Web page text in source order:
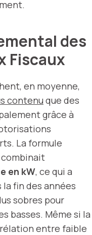
des
Fiscaux
en moyenne,
contenu que des
grâce à
La formule
en kW, ce qui a
fin des années
sobres pour
basses. Même si la
entre faible